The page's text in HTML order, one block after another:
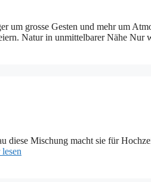
um grosse Gesten und mehr um
Natur in unmittelbarer Nähe
Mischung macht sie für